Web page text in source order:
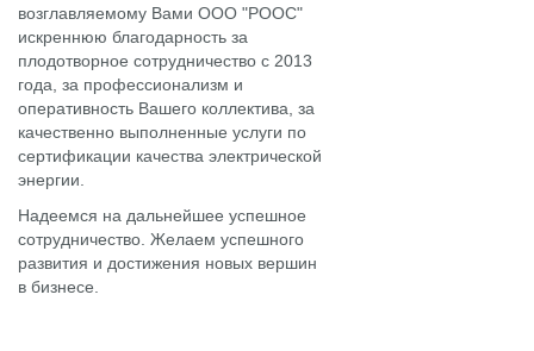
возглавляемому Вами ООО "РООС"
искреннюю благодарность за
плодотворное сотрудничество с 2013
года, за профессионализм и
оперативность Вашего коллектива, за
качественно выполненные услуги по
сертификации качества электрической
энергии.
Надеемся на дальнейшее успешное
сотрудничество. Желаем успешного
развития и достижения новых вершин
в бизнесе.